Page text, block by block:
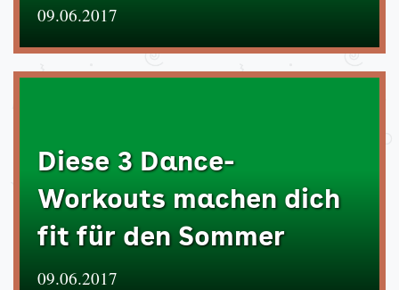
09.06.2017
Diese 3 Dance-
Workouts machen dich
fit für den Sommer
09.06.2017